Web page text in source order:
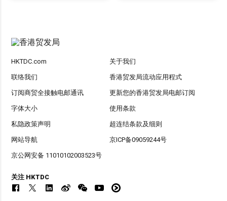
HKTDC.com 关于我们
联络我们 香港贸发局流动应用程式
订阅商贸全接触电邮通讯 更新您的香港贸发局电邮订阅
字体大小 使用条款
私隐政策声明 超连结条款及细则
网站导航 京ICP备09059244号
京公网安备 11010102003523号
关注 HKTDC